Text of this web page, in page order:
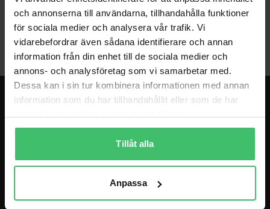
och annonserna till användarna, tillhandahålla funktioner
för sociala medier och analysera vår trafik. Vi
vidarebefordrar även sådana identifierare och annan
information från din enhet till de sociala medier och
annons- och analysföretag som vi samarbetar med.
Dessa kan i sin tur kombinera informationen med annan
information som du har tillhandahållit eller som de har
Tillåt alla
Anpassa
Coaching
LÖPARRESOR
COACHING